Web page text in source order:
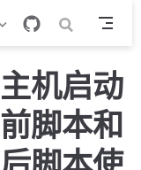
主机启动
前脚本和